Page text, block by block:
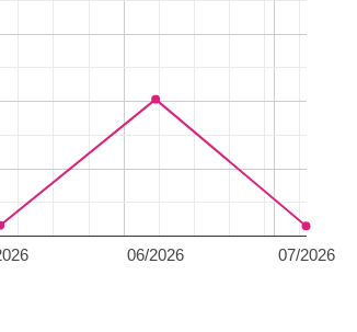
06/2026 07/2026